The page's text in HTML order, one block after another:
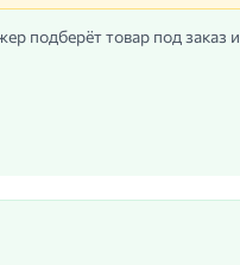
подберёт товар под заказ и